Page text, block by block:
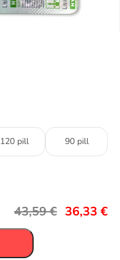
120 pill 90 pill
43,59€ 36,33 €